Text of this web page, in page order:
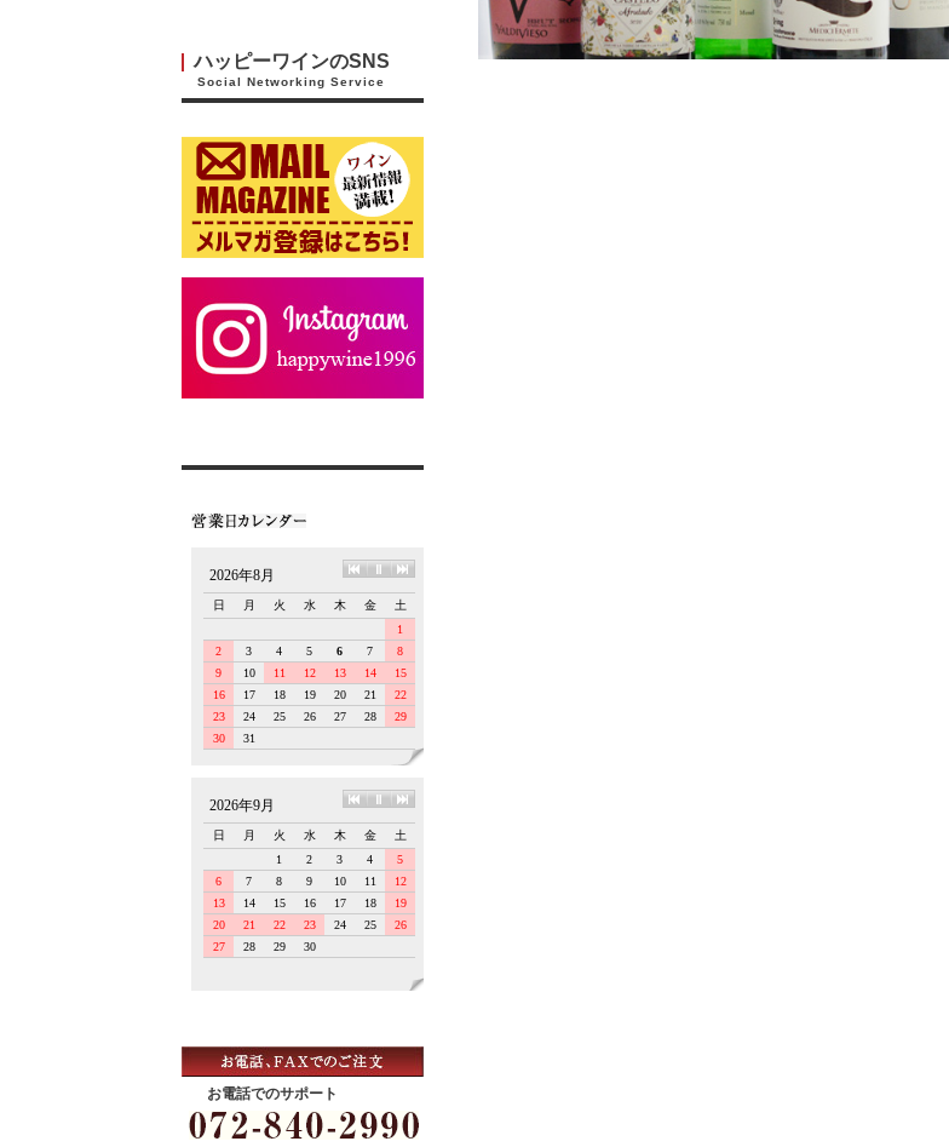
ハッピーワインのSNS
Social Networking Service
お電話でのサポート